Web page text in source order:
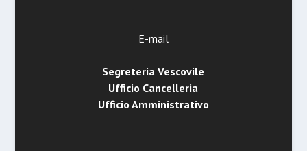
E-mail
Segreteria Vescovile
Ufficio Cancelleria
Ufficio Amministrativo